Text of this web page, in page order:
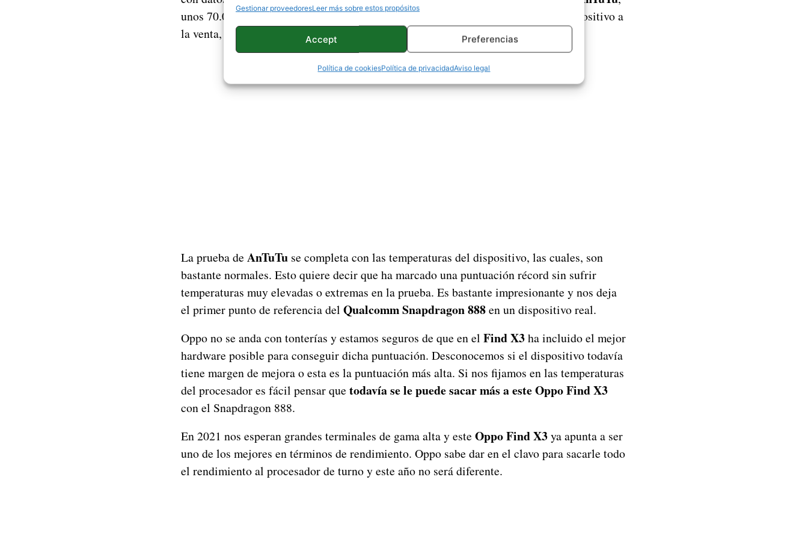
Gestionar proveedoresLeer más sobre estos propósitos
Accept Preferencias
Política de cookiesPolítica de privacidadAviso legal
unos 70.000 puntos más que el actualHuawei Mate 40 Pro+.
Todavía no es un dispositivo a
la venta, por lo que no aparecerá en el
ranking de AnTuTupor el momento.
La prueba de AnTuTu se completa con las temperaturas del dispositivo, las cuales, son
bastante normales. Esto quiere decir que ha marcado una puntuación récord sin sufrir
temperaturas muy elevadas o extremas en la prueba. Es bastante impresionante y nos deja
el primer punto de referencia del Qualcomm Snapdragon 888en un dispositivo real.
Oppo no se anda con tonterías y estamos seguros de que en el Find X3ha incluido el mejor
hardware posible para conseguir dicha puntuación. Desconocemos si el dispositivo todavía
tiene margen de mejora o esta es la puntuación más alta. Si nos fijamos en las temperaturas
del procesador es fácil pensar que todavía se le puede sacar más a este Oppo Find X3
con el Snapdragon 888.
En 2021 nos esperan grandes terminales de gama alta y este Oppo Find X3ya apunta a ser
uno de los mejores en términos de rendimiento. Oppo sabe dar en el clavo para sacarle todo
el rendimiento al procesador de turno y este año no será diferente.